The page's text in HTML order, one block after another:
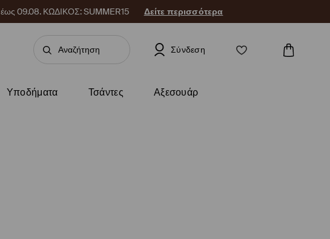
έως 09.08. ΚΩΔΙΚΟΣ: SUMMER15 Δείτε περισσότερα
Σύνδεση
Υποδήματα Τσάντες Αξεσουάρ